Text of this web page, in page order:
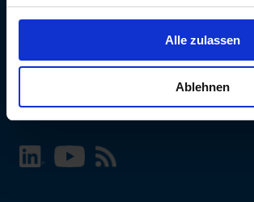
Alle zulassen
Ablehnen
SCHURTER Webseite und Sprache wählen
INTERNATIONAL - Deutsch